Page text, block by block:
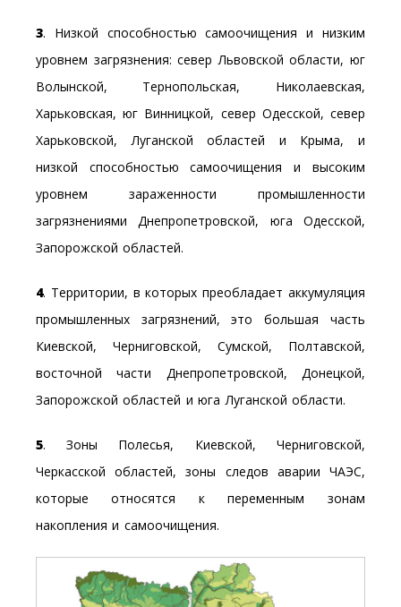
3. Низкой способностью самоочищения и низким
уровнем загрязнения: север Львовской области, юг
Волынской, Тернопольская, Николаевская,
Харьковская, юг Винницкой, север Одесской, север
Харьковской, Луганской областей и Крыма, и
низкой способностью самоочищения и высоким
уровнем зараженности промышленности
загрязнениями Днепропетровской, юга Одесской,
Запорожской областей.
4. Территории, в которых преобладает аккумуляция
промышленных загрязнений, это большая часть
Киевской, Черниговской, Сумской, Полтавской,
восточной части Днепропетровской, Донецкой,
Запорожской областей и юга Луганской области.
5. Зоны Полесья, Киевской, Черниговской,
Черкасской областей, зоны следов аварии ЧАЭС,
которые относятся к переменным зонам
накопления и самоочищения.